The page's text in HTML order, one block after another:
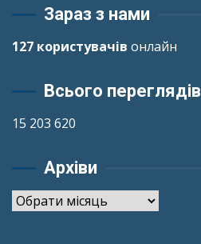
Зараз з нами
127 користувачів онлайн
Всього переглядів
15 203 620
Архіви
Архіви